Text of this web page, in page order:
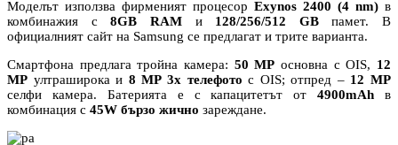
Моделът използва фирменият процесор Exynos 2400 (4 nm) в
комбинажия с8GB RAM и 128/256/512 GBпамет. В
официалният сайт на Samsung се предлагат и трите варианта.
Смартфона предлага тройна камера: 50 MP основна с OIS, 12
MP ултраширока и 8 MP 3x телефото с OIS; отпред – 12 MP
селфи камера. Батерията е
с капацитетът от4900mAh в
комбинация с 45W бързо жично зареждане.